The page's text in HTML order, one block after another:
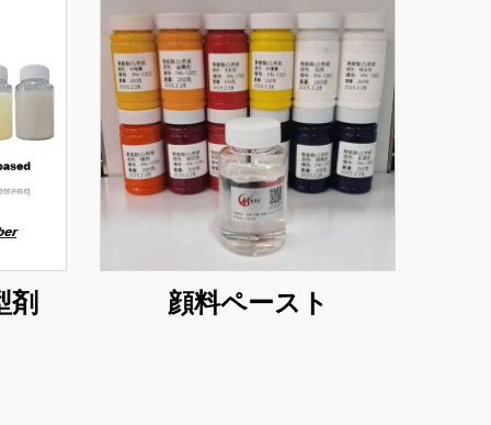
剤 顔料ペースト